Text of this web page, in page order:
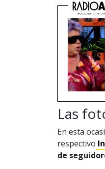
Las
En esta
respectivo
de